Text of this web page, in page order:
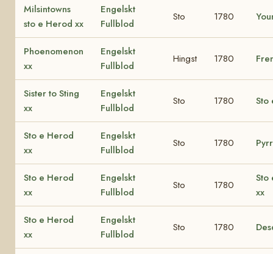
Milsintowns
sto e Herod xx
Engelskt
Fullblod
Sto 1780
Phoenomenon
xx
Engelskt
Fullblod
Hingst 1780
Sister to Sting
xx
Engelskt
Fullblod
Sto 1780 Sto
Sto e Herod
xx
Engelskt
Fullblod
Sto 1780
Sto e Herod
xx
Engelskt
Fullblod
Sto 1780
Sto
xx
Sto e Herod
xx
Engelskt
Fullblod
Sto 1780